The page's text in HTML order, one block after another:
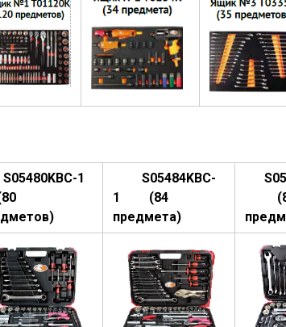
S05480KBC-1
S05484KBC-
1 (84
предмета)